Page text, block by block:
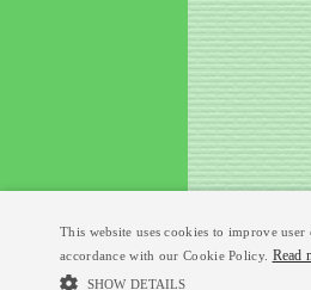
This website uses cookies to improve
accordance with our Cookie Policy. Read
SHOW DETAILS